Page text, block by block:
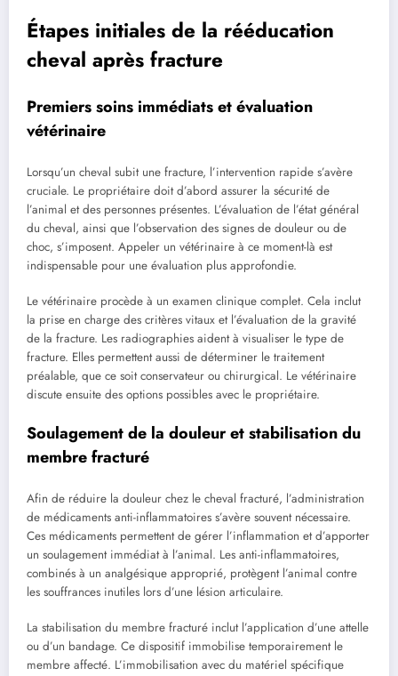
Étapes initiales de la rééducation
cheval après fracture
Premiers soins immédiats et évaluation
vétérinaire
Lorsqu’un cheval subit une fracture, l’intervention rapide s’avère
cruciale. Le propriétaire doit d’abord assurer la sécurité de
l’animal et des personnes présentes. L’évaluation de l’état général
du cheval, ainsi que l’observation des signes de douleur ou de
choc, s’imposent. Appeler un vétérinaire à ce moment-là est
indispensable pour une évaluation plus approfondie.
Le vétérinaire procède à un examen clinique complet. Cela inclut
la prise en charge des critères vitaux et l’évaluation de la gravité
de la fracture. Les radiographies aident à visualiser le type de
fracture. Elles permettent aussi de déterminer le traitement
préalable, que ce soit conservateur ou chirurgical. Le vétérinaire
discute ensuite des options possibles avec le propriétaire.
Soulagement de la douleur et stabilisation du
membre fracturé
Afin de réduire la douleur chez le cheval fracturé, l’administration
de médicaments anti-inflammatoires s’avère souvent nécessaire.
Ces médicaments permettent de gérer l’inflammation et d’apporter
un soulagement immédiat à l’animal. Les anti-inflammatoires,
combinés à un analgésique approprié, protègent l’animal contre
les souffrances inutiles lors d’une lésion articulaire.
La stabilisation du membre fracturé inclut l’application d’une attelle
ou d’un bandage. Ce dispositif immobilise temporairement le
membre affecté. L’immobilisation avec du matériel spécifique